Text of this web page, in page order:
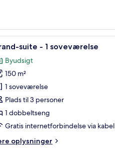
en seng, et skrivebord og
Et
15 suite - 1 soveværelse
Byudsigt
150 m²
1 soveværelse
Plads til 3 personer
1 dobbeltseng
Gratis internetforbindelse via kabel
oplysninger